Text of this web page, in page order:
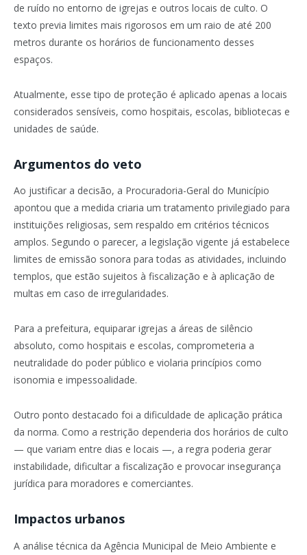
de ruído no entorno de igrejas e outros locais de culto. O
texto previa limites mais rigorosos em um raio de até 200
metros durante os horários de funcionamento desses
espaços.
Atualmente, esse tipo de proteção é aplicado apenas a locais
considerados sensíveis, como hospitais, escolas, bibliotecas e
unidades de saúde.
Argumentos do veto
Ao justificar a decisão, a Procuradoria-Geral do Município
apontou que a medida criaria um tratamento privilegiado para
instituições religiosas, sem respaldo em critérios técnicos
amplos. Segundo o parecer, a legislação vigente já estabelece
limites de emissão sonora para todas as atividades, incluindo
templos, que estão sujeitos à fiscalização e à aplicação de
multas em caso de irregularidades.
Para a prefeitura, equiparar igrejas a áreas de silêncio
absoluto, como hospitais e escolas, comprometeria a
neutralidade do poder público e violaria princípios como
isonomia e impessoalidade.
Outro ponto destacado foi a dificuldade de aplicação prática
da norma. Como a restrição dependeria dos horários de culto
— que variam entre dias e locais —, a regra poderia gerar
instabilidade, dificultar a fiscalização e provocar insegurança
jurídica para moradores e comerciantes.
Impactos urbanos
A análise técnica da Agência Municipal de Meio Ambiente e